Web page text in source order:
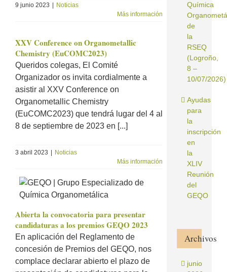
9 junio 2023
Noticias
Más información
XXV Conference on Organometallic
Chemistry (EuCOMC2023)
Queridos colegas, El Comité
Organizador os invita cordialmente a
asistir al XXV Conference on
Organometallic Chemistry
(EuCOMC2023) que tendrá lugar del 4 al
8 de septiembre de 2023 en [...]
3 abril 2023
Noticias
Más información
Abierta la convocatoria para presentar
candidaturas a los premios GEQO 2023
En aplicación del Reglamento de
concesión de Premios del GEQO, nos
complace declarar abierto el plazo de
Química
de
la
RSEQ
(Logroño,
8 –
10/07/2026)
Ayudas
para
la
inscripción
en
la
XLIV
Reunión
del
GEQO
Archivos
junio